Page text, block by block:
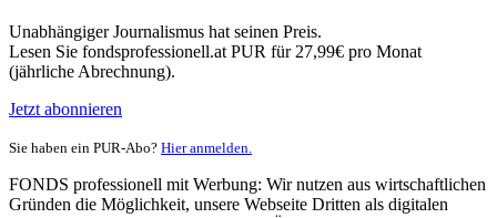
Unabhängiger Journalismus hat seinen Preis.
Lesen Sie fondsprofessionell.at PUR für 27,99€ pro Monat
(jährliche Abrechnung).
Jetzt abonnieren
Sie haben ein PUR-Abo? Hier anmelden.
FONDS professionell mit Werbung: Wir nutzen aus wirtschaftlichen
Gründen die Möglichkeit, unsere Webseite Dritten als digitalen